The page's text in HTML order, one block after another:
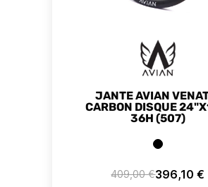
JANTE AVIAN
CARBON DISQUE
36H (507)
Prix de
409,00 €Prix
396,10 €